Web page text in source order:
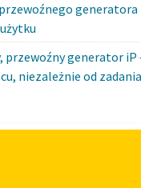
generatora
przewoźny generator iP
niezależnie od